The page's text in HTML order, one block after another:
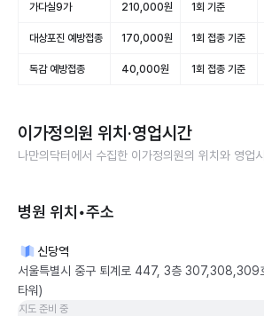
가다실9가 210,000원 1회 기준
대상포진 예방접종 170,000원 1회 접종 기준
독감 예방접종 40,000원 1회 접종 기준
이가정의원 위치·영업시간
나만의닥터에서 수집한 이가정의원의 위치와 영업
병원 위치•주소
신당역
서울특별시 중구 퇴계로 447, 3층 307,308,309
타워)
지도 준비 중